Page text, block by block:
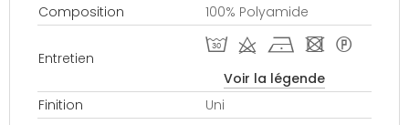
Composition
100% Polyamide
Entretien
T d h - *
Voir la légende
Finition
Uni